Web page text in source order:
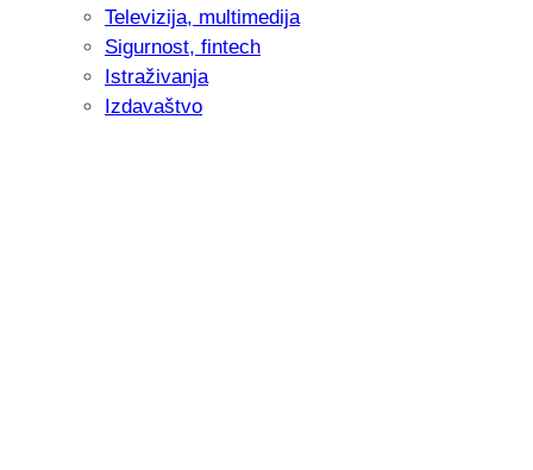
Televizija, multimedija
Sigurnost, fintech
Istraživanja
Izdavaštvo